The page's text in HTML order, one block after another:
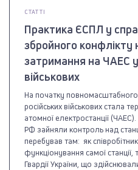
СТАТТІ
Практика ЄСПЛ у
збройного конфлікту
затримання на ЧАЕС
військових
На початку
російських військових стала
атомної електростанції
РФ зайняли контроль над
перебував там: як
функціонування самої станції,
Гвардії України, що